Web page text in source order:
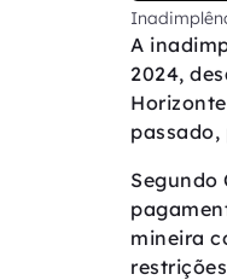
A
2024,
Segundo
mineira